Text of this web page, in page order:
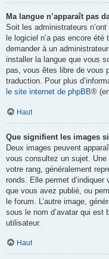
Ma langue n’apparaît pas
Soit les administrateurs
le logiciel n’a pas encore
demander à un
installer la langue que vous
pas, vous êtes libre de vous
traduction. Pour plus
le site internet de phpBB®
Haut
Que signifient les images
Deux images peuvent
vous consultez un sujet. Une
votre rang, généralement
ronds. Elle permet
que vous avez publié, ou
le forum. L’autre image,
sous le nom d’avatar qui est
utilisateur.
Haut